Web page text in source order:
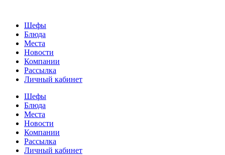
Шефы
Блюда
Места
Новости
Компании
Рассылка
Личный кабинет
Шефы
Блюда
Места
Новости
Компании
Рассылка
Личный кабинет